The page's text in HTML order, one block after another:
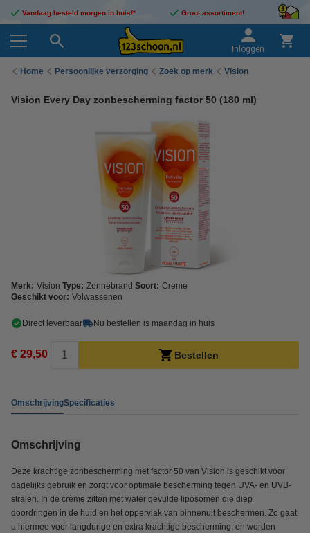
Vandaag besteld morgen in huis!* Groot assortiment!
Inloggen
Home Persoonlijke verzorging Zoek op merk Vision
Vision Every Day zonbescherming factor 50 (180 ml)
Merk: Vision Type: Zonnebrand Soort: Creme
Geschikt voor: Volwassenen
Direct leverbaar Nu bestellen is maandag in huis
€ 29,50 Bestellen
OmschrijvingSpecificaties
Omschrijving
Deze krachtige zonbescherming met factor 50 van Vision is geschikt voor
dagelijks gebruik en zorgt voor optimale bescherming tegen UVA- en UVB-
stralen. In de crème zitten met water gevulde liposomen die diep
doordringen in de huid en het oppervlak van binnenuit beschermen. Zo gaat
u hiermee voor langdurige en extra krachtige bescherming, en worden